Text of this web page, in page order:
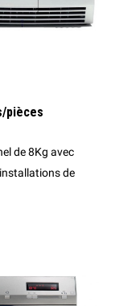
pièces
de 8Kg avec
de